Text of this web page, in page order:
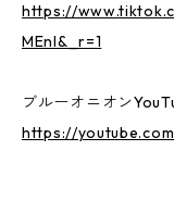
https://
MEnI&_r=1
ブルーオニオン
https://